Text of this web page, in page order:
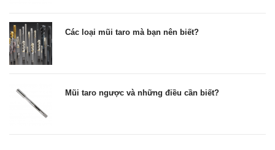
Các loại mũi taro mà bạn nên biết?
Mũi taro ngược và những điều cần biết?